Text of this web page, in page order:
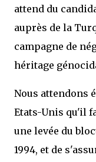
attend du
auprès de la
campagne de
héritage
Nous attendons
Etats-Unis qu'il
une levée du
1994, et de